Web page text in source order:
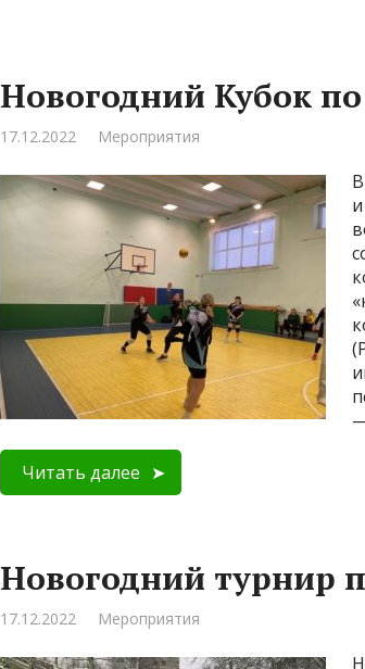
Новогодний Кубок
17.12.2022 Мероприятия
Читать далее
Новогодний турнир
17.12.2022 Мероприятия